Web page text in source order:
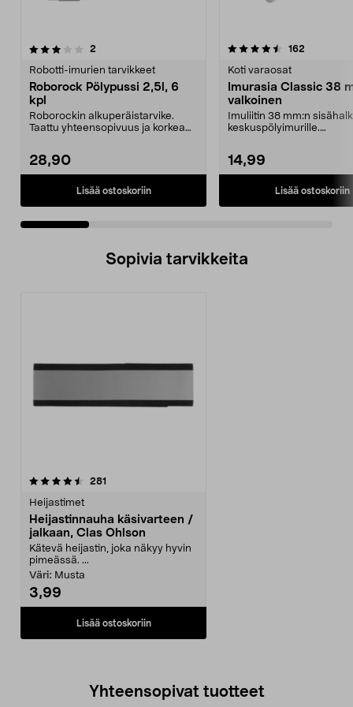
2
Robotti-imurien tarvikkeet
Roborock Pölypussi 2,5l, 6
kpl
Roborockin alkuperäistarvike.
Taattu yhteensopivuus ja korkea
28,90
Lisää ostoskoriin
4.5 viidestä
162
Koti varaosat
Imurasia Classic 38
valkoinen
Imuliitin 38 mm:n
keskuspölyimurille.
14,99
Lisää ostoskoriin
3.5 viidestä
Sopivia tarvikkeita
281
Heijastimet
Heijastinnauha käsivarteen /
jalkaan, Clas Ohlson
Kätevä heijastin, joka näkyy hyvin
pimeässä. ...
Väri: Musta
3,99
Lisää ostoskoriin
Yhteensopivat tuotteet